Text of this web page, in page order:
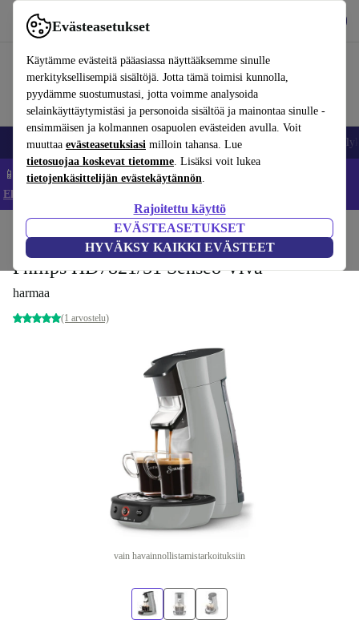
Evästeasetukset
Käytämme evästeitä pääasiassa näyttääksemme sinulle
merkityksellisempiä sisältöjä. Jotta tämä toimisi kunnolla,
pyydämme suostumustasi, jotta voimme analysoida
selainkäyttäytymistäsi ja personoida sisältöä ja mainontaa sinulle -
ensimmäisen ja kolmannen osapuolen evästeiden avulla. Voit
muuttaa evästeasetuksiasi milloin tahansa. Lue
tietosuojaa koskevat tietomme. Lisäksi voit lukea
tietojenkäsittelijän evästekäytännön.
Rajoitettu käyttö
EVÄSTEASETUKSET
HYVÄKSY KAIKKI EVÄSTEET
Käytä refurbed-palvelua nopeasti ja helposti
Matkapuhelimet ja älypuhelimet Kannettavat tietokoneet
📱 Säästä 5 % LISÄÄ iPhoneista – Koodi: IPHONEDEAL –
Ehdot ja säännöt
Juomat Kahvi
Philips HD7821/51 Senseo Viva
harmaa
(1 arvostelu)
vain havainnollistamistarkoituksiin